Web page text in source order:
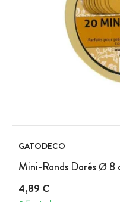
GATODECO
Mini-Ronds Dorés Ø 8
4,89 €